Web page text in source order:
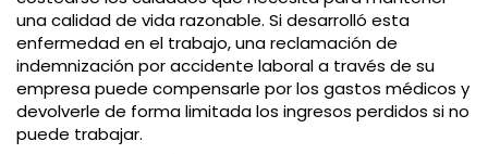
una calidad de vida razonable. Si desarrolló esta
enfermedad en el trabajo, una reclamación de
indemnización por accidente laboral a través de su
empresa puede compensarle por los gastos médicos y
devolverle de forma limitada los ingresos perdidos si no
puede trabajar.